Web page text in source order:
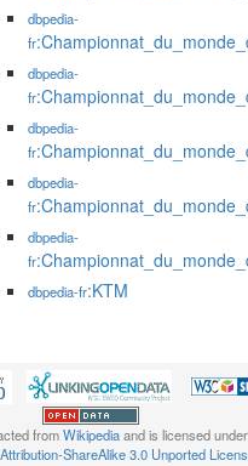
dbpedia-
fr
dbpedia-
fr
dbpedia-
fr
dbpedia-
fr
dbpedia-
fr
dbpedia-fr:KTM
fromWikipediaand is licensed
ShareAlike 3.0 Unported